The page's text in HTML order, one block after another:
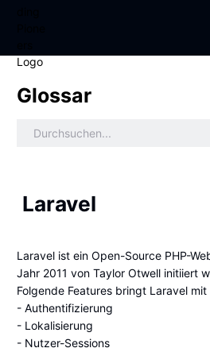
Glossar
Laravel
Laravel ist ein Open-Source PHP-
Jahr 2011 von Taylor Otwell initiiert
Folgende Features bringt Laravel mit
- Authentifizierung
- Lokalisierung
- Nutzer-Sessions